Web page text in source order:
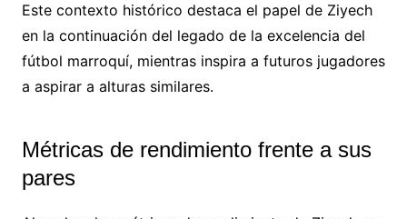
Este contexto histórico destaca el papel de Ziyech
en la continuación del legado de la excelencia del
fútbol marroquí, mientras inspira a futuros jugadores
a aspirar a alturas similares.
Métricas de rendimiento frente a sus
pares